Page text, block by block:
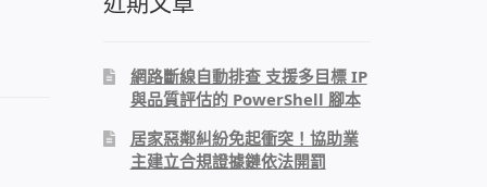
網路斷線自動排查 支援多目標 IP
與品質評估的 PowerShell 腳本
居家惡鄰糾紛免起衝突！協助業
主建立合規證據鏈依法開罰